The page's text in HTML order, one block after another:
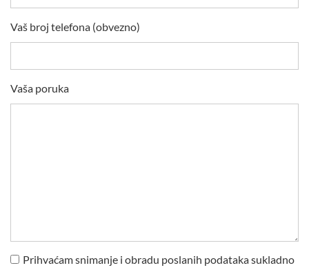
Vaš broj telefona (obvezno)
Vaša poruka
Prihvaćam snimanje i obradu poslanih podataka sukladno